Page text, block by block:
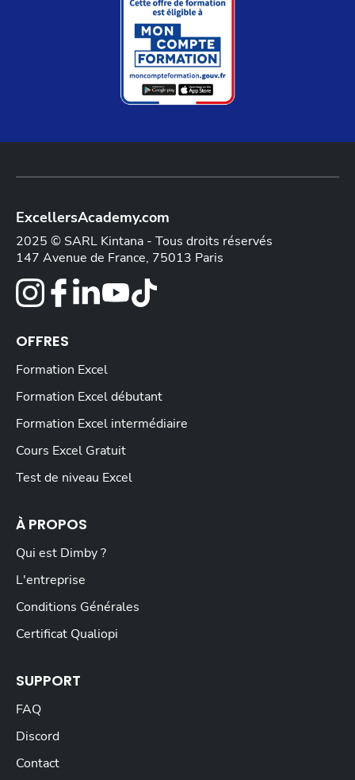
ExcellersAcademy.com
2025 © SARL Kintana - Tous droits réservés
147 Avenue de France, 75013 Paris
OFFRES
Formation Excel
Formation Excel débutant
Formation Excel intermédiaire
Cours Excel Gratuit
Test de niveau Excel
À PROPOS
Qui est Dimby ?
L'entreprise
Conditions Générales
Certificat Qualiopi
SUPPORT
FAQ
Discord
Contact